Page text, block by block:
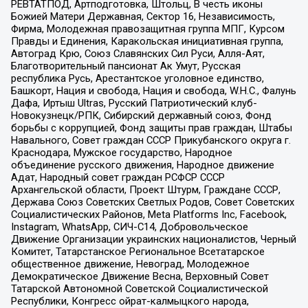
РЕВТАТПОД, Артподготовка, Штольц, В честь иконы
Божией Матери Державная, Сектор 16, Независимость,
Фирма, Молодежная правозащитная группа МПГ, Курсом
Правды и Единения, Каракольская инициативная группа,
Автоград Крю, Союз Славянских Сил Руси, Алля-Аят,
Благотворительный пансионат Ак Умут, Русская
республика Русь, Арестантское уголовное единство,
Башкорт, Нация и свобода, Нация и свобода, W.H.С., Фалунь
Дафа, Иртыш Ultras, Русский Патриотический клуб-
Новокузнецк/РПК, Сибирский державный союз, Фонд
борьбы с коррупцией, Фонд защиты прав граждан, Штабы
Навального, Совет граждан СССР Прикубанского округа г.
Краснодара, Мужское государство, Народное
объединение русского движения, Народное движение
Адат, Народный совет граждан РСФСР СССР
Архангельской области, Проект Штурм, Граждане СССР,
Держава Союз Советских Светлых Родов, Совет Советских
Социалистических Районов, Meta Platforms Inc, Facebook,
Instagram, WhatsApp, СИЧ-С14, Добровольческое
Движение Организации украинских националистов, Черный
Комитет, Татарстанское Региональное Всетатарское
общественное движение, Невоград, Молодежное
Демократическое Движение Весна, Верховный Совет
Татарской Автономной Советской Социалистической
Республики, Конгресс ойрат-калмыцкого народа,